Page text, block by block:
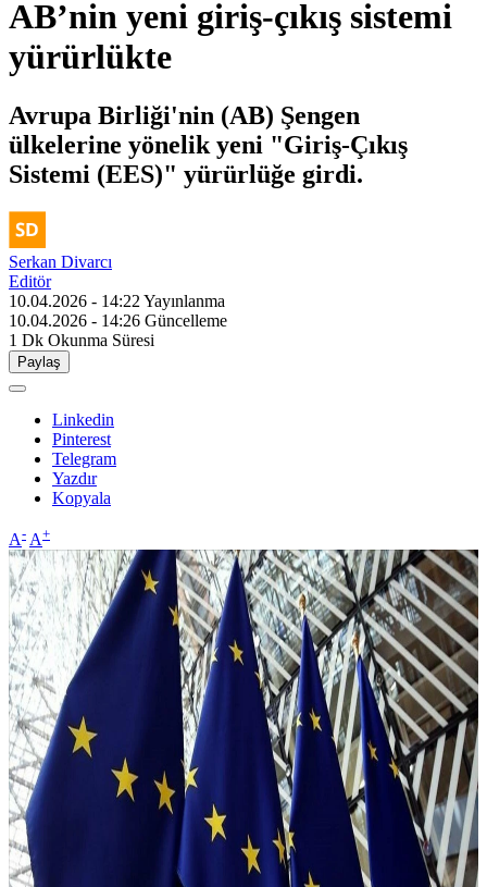
AB’nin yeni giriş-çıkış sistemi
yürürlükte
Avrupa Birliği'nin (AB) Şengen
ülkelerine yönelik yeni "Giriş-Çıkış
Sistemi (EES)" yürürlüğe girdi.
Serkan Divarcı
Editör
10.04.2026 - 14:22 Yayınlanma
10.04.2026 - 14:26 Güncelleme
1 Dk Okunma Süresi
Paylaş
Linkedin
Pinterest
Telegram
Yazdır
Kopyala
A- A+